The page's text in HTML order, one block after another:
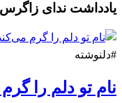
یادداشت ندای زاگرس
#دلنوشته
نام تو دلم را